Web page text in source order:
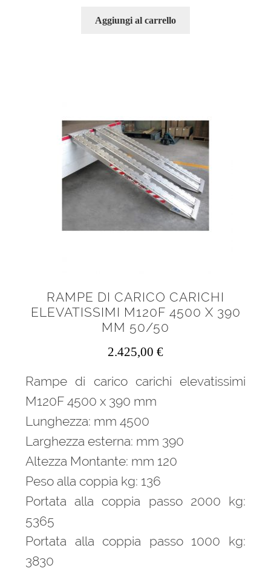
Aggiungi al carrello
RAMPE DI CARICO CARICHI
ELEVATISSIMI M120F 4500 X 390
MM 50/50
2.425,00 €
Rampe di carico carichi elevatissimi
M120F 4500 x 390 mm
Lunghezza: mm 4500
Larghezza esterna: mm 390
Altezza Montante: mm 120
Peso alla coppia kg: 136
Portata alla coppia passo 2000 kg:
5365
Portata alla coppia passo 1000 kg:
3830